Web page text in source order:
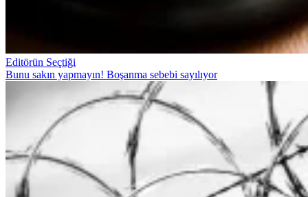
Editörün Seçtiği
Bunu sakın yapmayın! Boşanma sebebi sayılıyor